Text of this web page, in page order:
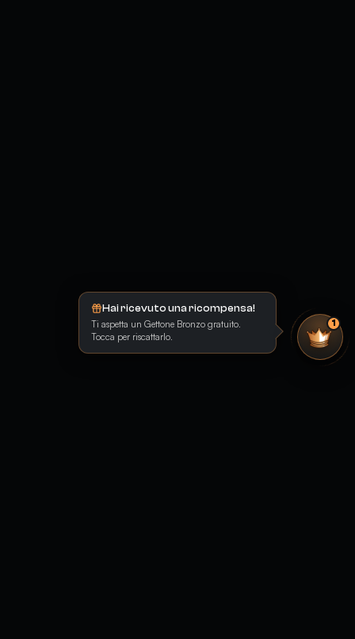
Hai ricevuto una ricompensa!
Ti aspetta un Gettone Bronzo gratuito.
Tocca per riscattarlo.
1